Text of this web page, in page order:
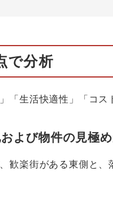
で分析
「生活快適性」「コス
よび物件の見極
歓楽街がある東側と